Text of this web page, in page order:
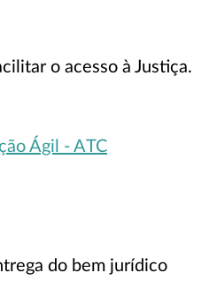
o acesso à Justiça.
Ágil - ATC
do bem jurídico